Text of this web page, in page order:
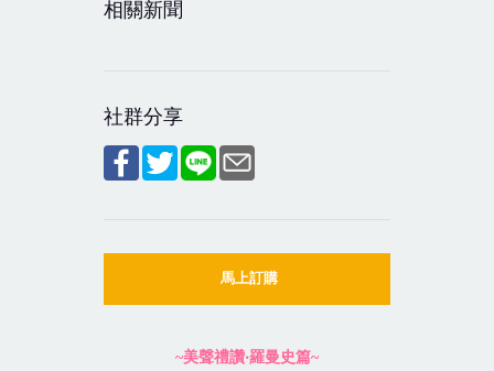
相關新聞
社群分享
馬上訂購
~美聲禮讚‧羅曼史篇~